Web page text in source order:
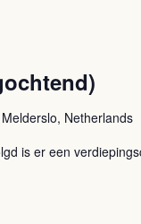
Netherlands
is er een